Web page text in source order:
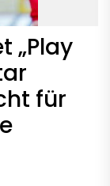
„Play
für